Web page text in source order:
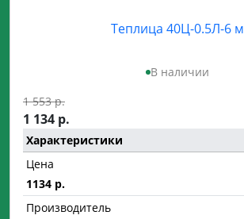
Теплица 40Ц-0.5Л-6 м
В наличии
1 553 р.
1 134 р.
Характеристики
Цена
1134 р.
Производитель